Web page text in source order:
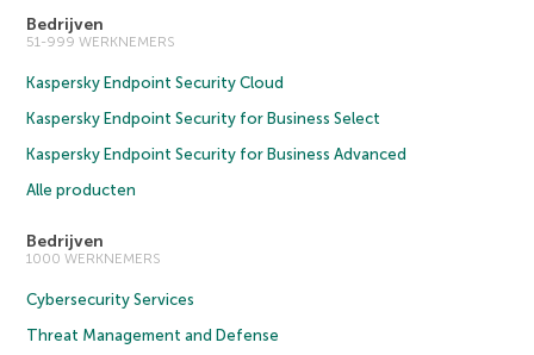
Bedrijven
51-999 WERKNEMERS
Kaspersky Endpoint Security Cloud
Kaspersky Endpoint Security for Business Select
Kaspersky Endpoint Security for Business Advanced
Alle producten
Bedrijven
1000 WERKNEMERS
Cybersecurity Services
Threat Management and Defense